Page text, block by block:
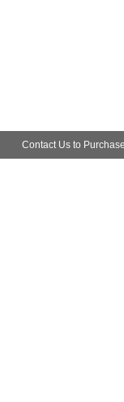
Contact Us to Purchase
: 75/40 & 50/40